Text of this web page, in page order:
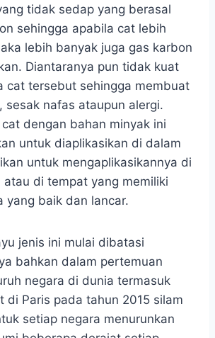
tidak sedap yang berasal
sehingga apabila cat lebih
lebih banyak juga gas karbon
Diantaranya pun tidak kuat
cat tersebut sehingga membuat
sesak nafas ataupun alergi.
dengan bahan minyak ini
untuk diaplikasikan di dalam
untuk mengaplikasikannya di
atau di tempat yang memiliki
yang baik dan lancar.
jenis ini mulai dibatasi
bahkan dalam pertemuan
negara di dunia termasuk
di Paris pada tahun 2015 silam
setiap negara menurunkan